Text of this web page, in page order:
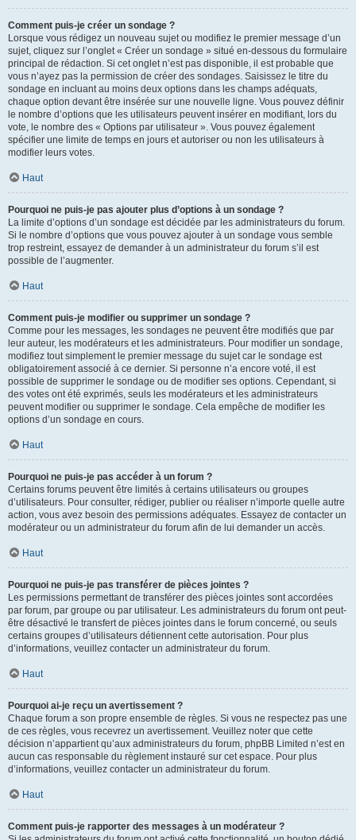
Comment puis-je créer un sondage ?
Lorsque vous rédigez un nouveau sujet ou modifiez le premier message d’un
sujet, cliquez sur l’onglet « Créer un sondage » situé en-dessous du formulaire
principal de rédaction. Si cet onglet n’est pas disponible, il est probable que
vous n’ayez pas la permission de créer des sondages. Saisissez le titre du
sondage en incluant au moins deux options dans les champs adéquats,
chaque option devant être insérée sur une nouvelle ligne. Vous pouvez définir
le nombre d’options que les utilisateurs peuvent insérer en modifiant, lors du
vote, le nombre des « Options par utilisateur ». Vous pouvez également
spécifier une limite de temps en jours et autoriser ou non les utilisateurs à
modifier leurs votes.
Haut
Pourquoi ne puis-je pas ajouter plus d’options à un sondage ?
La limite d’options d’un sondage est décidée par les administrateurs du forum.
Si le nombre d’options que vous pouvez ajouter à un sondage vous semble
trop restreint, essayez de demander à un administrateur du forum s’il est
possible de l’augmenter.
Haut
Comment puis-je modifier ou supprimer un sondage ?
Comme pour les messages, les sondages ne peuvent être modifiés que par
leur auteur, les modérateurs et les administrateurs. Pour modifier un sondage,
modifiez tout simplement le premier message du sujet car le sondage est
obligatoirement associé à ce dernier. Si personne n’a encore voté, il est
possible de supprimer le sondage ou de modifier ses options. Cependant, si
des votes ont été exprimés, seuls les modérateurs et les administrateurs
peuvent modifier ou supprimer le sondage. Cela empêche de modifier les
options d’un sondage en cours.
Haut
Pourquoi ne puis-je pas accéder à un forum ?
Certains forums peuvent être limités à certains utilisateurs ou groupes
d’utilisateurs. Pour consulter, rédiger, publier ou réaliser n’importe quelle autre
action, vous avez besoin des permissions adéquates. Essayez de contacter un
modérateur ou un administrateur du forum afin de lui demander un accès.
Haut
Pourquoi ne puis-je pas transférer de pièces jointes ?
Les permissions permettant de transférer des pièces jointes sont accordées
par forum, par groupe ou par utilisateur. Les administrateurs du forum ont peut-
être désactivé le transfert de pièces jointes dans le forum concerné, ou seuls
certains groupes d’utilisateurs détiennent cette autorisation. Pour plus
d’informations, veuillez contacter un administrateur du forum.
Haut
Pourquoi ai-je reçu un avertissement ?
Chaque forum a son propre ensemble de règles. Si vous ne respectez pas une
de ces règles, vous recevrez un avertissement. Veuillez noter que cette
décision n’appartient qu’aux administrateurs du forum, phpBB Limited n’est en
aucun cas responsable du règlement instauré sur cet espace. Pour plus
d’informations, veuillez contacter un administrateur du forum.
Haut
Comment puis-je rapporter des messages à un modérateur ?